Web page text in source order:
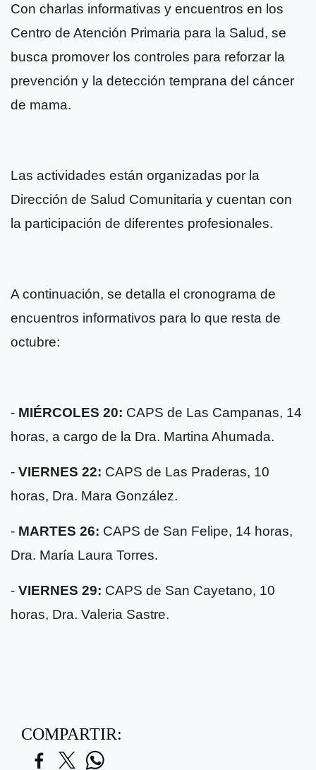
Con charlas informativas y encuentros en los
Centro de Atención Primaria para la Salud, se
busca promover los controles para reforzar la
prevención y la detección temprana del cáncer
de mama.
Las actividades están organizadas por la
Dirección de Salud Comunitaria y cuentan con
la participación de diferentes profesionales.
A continuación, se detalla el cronograma de
encuentros informativos para lo que resta de
octubre:
- MIÉRCOLES 20: CAPS de Las Campanas, 14
horas, a cargo de la Dra. Martina Ahumada.
- VIERNES 22: CAPS de Las Praderas, 10
horas, Dra. Mara González.
- MARTES 26: CAPS de San Felipe, 14 horas,
Dra. María Laura Torres.
- VIERNES 29: CAPS de San Cayetano, 10
horas, Dra. Valeria Sastre.
COMPARTIR: